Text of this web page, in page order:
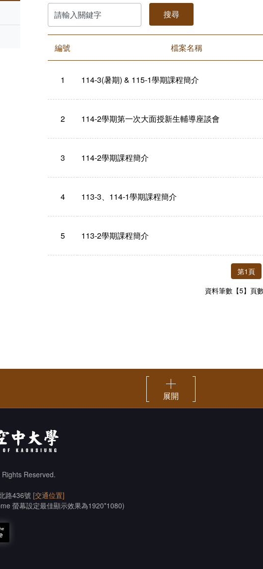
請
輸
入
關
鍵
字編號 檔案名稱
1 114-3(暑期) & 115-1學期課程簡介
2 114-2學期第一次大面授新生輔導座談會
3 114-2學期課程簡介
4 113-3、114-1學期課程簡介
5 113-2學期課程簡介
第1頁
資料筆數【5】頁
展開
Reserved.
路436號 [交通位置]
螢幕設定最佳顯示效果為1920*1080)